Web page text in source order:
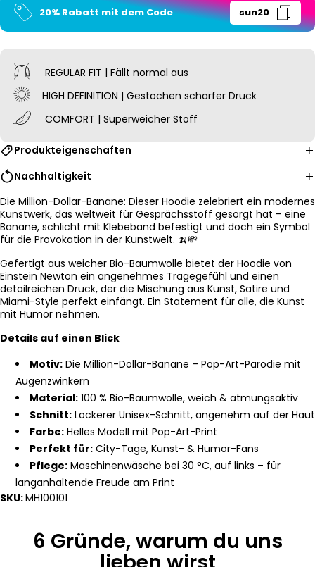
20% Rabatt mit dem Code sun20
REGULAR FIT | Fällt normal aus
HIGH DEFINITION | Gestochen scharfer Druck
COMFORT | Superweicher Stoff
Produkteigenschaften
Nachhaltigkeit
Die Million-Dollar-Banane: Dieser Hoodie zelebriert ein modernes
Kunstwerk, das weltweit für Gesprächsstoff gesorgt hat – eine
Banane, schlicht mit Klebeband befestigt und doch ein Symbol
für die Provokation in der Kunstwelt. 🍌💸
Gefertigt aus weicher Bio-Baumwolle bietet der Hoodie von
Einstein Newton ein angenehmes Tragegefühl und einen
detailreichen Druck, der die Mischung aus Kunst, Satire und
Miami-Style perfekt einfängt. Ein Statement für alle, die Kunst
mit Humor nehmen.
Details auf einen Blick
Motiv: Die Million-Dollar-Banane – Pop-Art-Parodie mit
Augenzwinkern
Material: 100 % Bio-Baumwolle, weich & atmungsaktiv
Schnitt: Lockerer Unisex-Schnitt, angenehm auf der Haut
Farbe: Helles Modell mit Pop-Art-Print
Perfekt für: City-Tage, Kunst- & Humor-Fans
Pflege: Maschinenwäsche bei 30 °C, auf links – für
langanhaltende Freude am Print
SKU:MH100101
6 Gründe, warum du uns